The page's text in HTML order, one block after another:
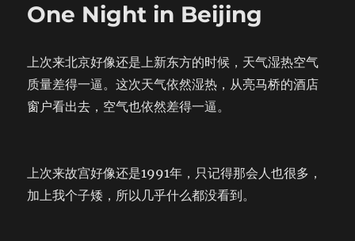
都
One Night in Beijing
上次来北京好像还是上新东方的时候，天气湿热空气
质量差得一逼。这次天气依然湿热，从亮马桥的酒店
窗户看出去，空气也依然差得一逼。
上次来故宫好像还是1991年，只记得那会人也很多，
加上我个子矮，所以几乎什么都没看到。